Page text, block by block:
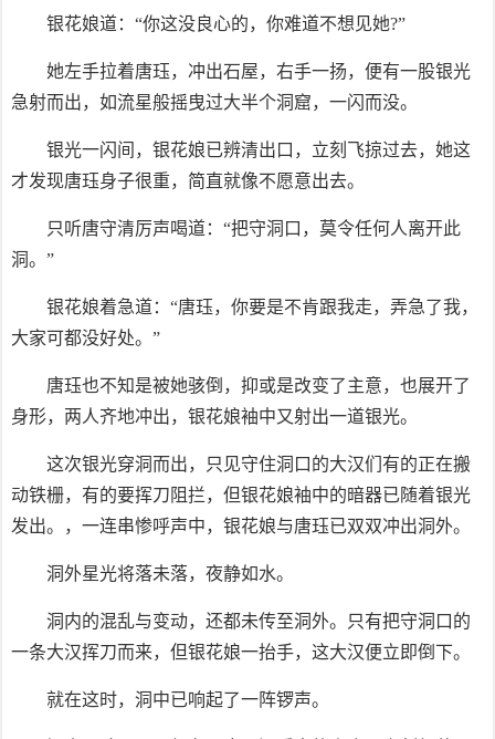
银花娘道：“你这没良心的，你难道不想见她?”
她左手拉着唐珏，冲出石屋，右手一扬，便有一股银光
急射而出，如流星般摇曳过大半个洞窟，一闪而没。
银光一闪间，银花娘已辨清出口，立刻飞掠过去，她这
才发现唐珏身子很重，简直就像不愿意出去。
只听唐守清厉声喝道：“把守洞口，莫令任何人离开此
洞。”
银花娘着急道：“唐珏，你要是不肯跟我走，弄急了我，
大家可都没好处。”
唐珏也不知是被她骇倒，抑或是改变了主意，也展开了
身形，两人齐地冲出，银花娘袖中又射出一道银光。
这次银光穿洞而出，只见守住洞口的大汉们有的正在搬
动铁栅，有的要挥刀阻拦，但银花娘袖中的暗器已随着银光
发出。，一连串惨呼声中，银花娘与唐珏已双双冲出洞外。
洞外星光将落未落，夜静如水。
洞内的混乱与变动，还都未传至洞外。只有把守洞口的
一条大汉挥刀而来，但银花娘一抬手，这大汉便立即倒下。
就在这时，洞中已响起了一阵锣声。